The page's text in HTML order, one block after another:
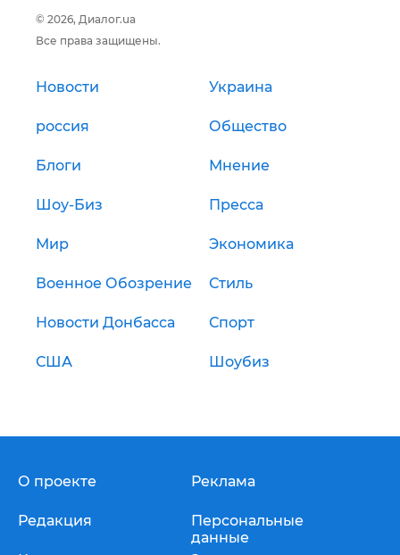
© 2026, Диалог.ua
Все права защищены.
Новости Украина
россия Общество
Блоги Мнение
Шоу-Биз Пресса
Мир Экономика
Военное Обозрение Стиль
Новости Донбасса Спорт
США Шоубиз
О проекте
Редакция
Реклама
Персональные
данные